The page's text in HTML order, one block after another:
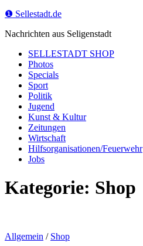
❶ Sellestadt.de
Nachrichten aus Seligenstadt
SELLESTADT SHOP
Photos
Specials
Sport
Politik
Jugend
Kunst & Kultur
Zeitungen
Wirtschaft
Hilfsorganisationen/Feuerwehr
Jobs
Kategorie: Shop
Allgemein / Shop